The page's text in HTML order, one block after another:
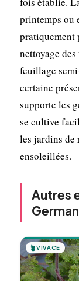
printemps ou
pratiquement
nettoyage
feuillage
certaine
supporte les
se cultive
les jardins de
ensoleillées.
Autres
🪴VIVACE